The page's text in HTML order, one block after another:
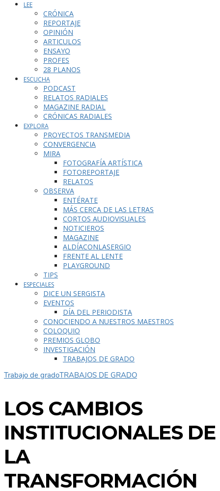
LEE
CRÓNICA
REPORTAJE
OPINIÓN
ARTICULOS
ENSAYO
PROFES
28 PLANOS
ESCUCHA
PODCAST
RELATOS RADIALES
MAGAZINE RADIAL
CRÓNICAS RADIALES
EXPLORA
PROYECTOS TRANSMEDIA
CONVERGENCIA
MIRA
FOTOGRAFÍA ARTÍSTICA
FOTOREPORTAJE
RELATOS
OBSERVA
ENTÉRATE
MÁS CERCA DE LAS LETRAS
CORTOS AUDIOVISUALES
NOTICIEROS
MAGAZINE
ALDÍACONLASERGIO
FRENTE AL LENTE
PLAYGROUND
TIPS
ESPECIALES
DICE UN SERGISTA
EVENTOS
DÍA DEL PERIODISTA
CONOCIENDO A NUESTROS MAESTROS
COLOQUIO
PREMIOS GLOBO
INVESTIGACIÓN
TRABAJOS DE GRADO
Trabajo de gradoTRABAJOS DE GRADO
LOS CAMBIOS
INSTITUCIONALES DE
LA
TRANSFORMACIÓN